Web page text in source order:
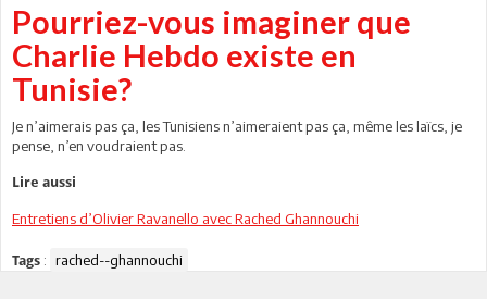
Pourriez-vous imaginer que
Charlie Hebdo existe en
Tunisie?
Je n’aimerais pas ça, les Tunisiens n’aimeraient pas ça, même les laïcs, je
pense, n’en voudraient pas.
Lire aussi
Entretiens d’Olivier Ravanello avec Rached Ghannouchi
Tags : rached--ghannouchi